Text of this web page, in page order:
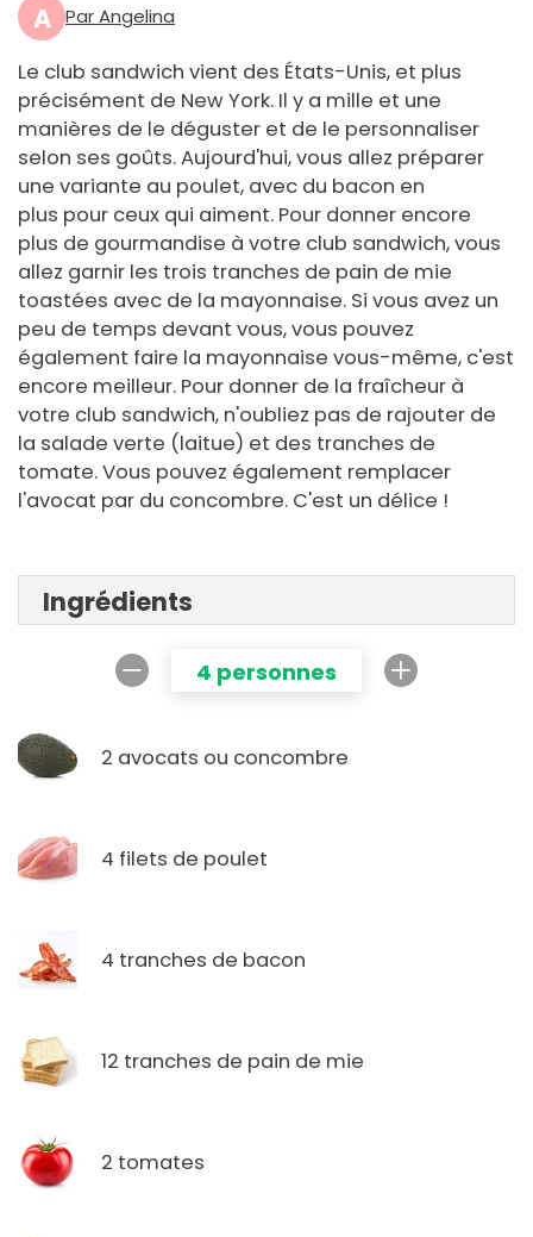
A Par Angelina
Le club sandwich vient des États-Unis, et plus
précisément de New York. Il y a mille et une
manières de le déguster et de le personnaliser
selon ses goûts. Aujourd'hui, vous allez préparer
une variante au poulet, avec du bacon en
plus pour ceux qui aiment. Pour donner encore
plus de gourmandise à votre club sandwich, vous
allez garnir les trois tranches de pain de mie
toastées avec de la mayonnaise. Si vous avez un
peu de temps devant vous, vous pouvez
également faire la mayonnaise vous-même, c'est
encore meilleur. Pour donner de la fraîcheur à
votre club sandwich, n'oubliez pas de rajouter de
la salade verte (laitue) et des tranches de
tomate. Vous pouvez également remplacer
l'avocat par du concombre. C'est un délice !
Ingrédients
4 personnes
2 avocats ou concombre
4 filets de poulet
4 tranches de bacon
12 tranches de pain de mie
2 tomates